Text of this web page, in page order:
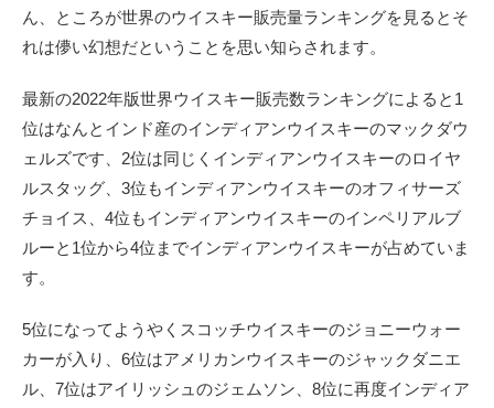
ん、ところが世界のウイスキー販売量ランキングを見るとそ
れは儚い幻想だということを思い知らされます。
最新の2022年版世界ウイスキー販売数ランキングによると1
位はなんとインド産のインディアンウイスキーのマックダウ
ェルズです、2位は同じくインディアンウイスキーのロイヤ
ルスタッグ、3位もインディアンウイスキーのオフィサーズ
チョイス、4位もインディアンウイスキーのインペリアルブ
ルーと1位から4位までインディアンウイスキーが占めていま
す。
5位になってようやくスコッチウイスキーのジョニーウォー
カーが入り、6位はアメリカンウイスキーのジャックダニエ
ル、7位はアイリッシュのジェムソン、8位に再度インディア